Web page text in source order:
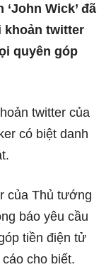
Wick’ đã
khoản twitter
quyên góp
twitter của
có biệt danh
của Thủ tướng
báo yêu cầu
tiền điện tử
cho biết.